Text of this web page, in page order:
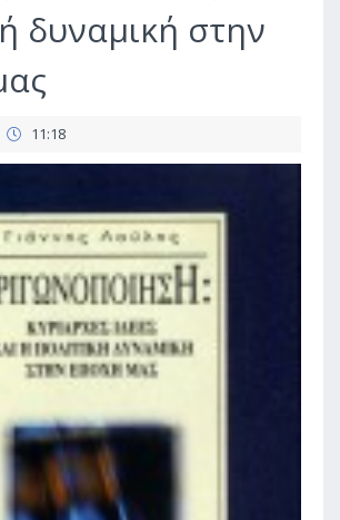
δυναμική στην
11:18